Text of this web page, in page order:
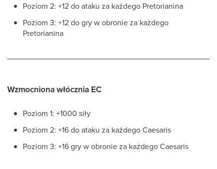
Poziom 2: +12 do ataku za każdego Pretorianina
Poziom 3: +12 do gry w obronie za każdego
Pretorianina
Wzmocniona włócznia EC
Poziom 1: +1000 siły
Poziom 2: +16 do ataku za każdego Caesaris
Poziom 3: +16 gry w obronie za każdego Caesaris